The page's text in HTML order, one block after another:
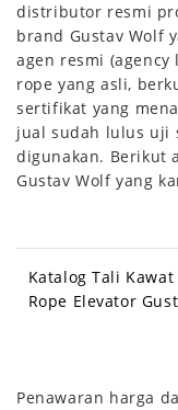
distributor resmi
brand Gustav Wolf
agen resmi
rope yang asli,
sertifikat yang
jual sudah lulus uji
digunakan. Berikut
Gustav Wolf yang
Katalog Tali
Rope Elevator
Penawaran harga